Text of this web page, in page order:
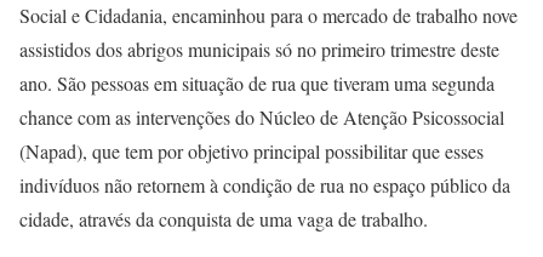
Social e Cidadania, encaminhou para o mercado de trabalho nove
assistidos dos abrigos municipais só no primeiro trimestre deste
ano. São pessoas em situação de rua que tiveram uma segunda
chance com as intervenções do Núcleo de Atenção Psicossocial
(Napad), que tem por objetivo principal possibilitar que esses
indivíduos não retornem à condição de rua no espaço público da
cidade, através da conquista de uma vaga de trabalho.